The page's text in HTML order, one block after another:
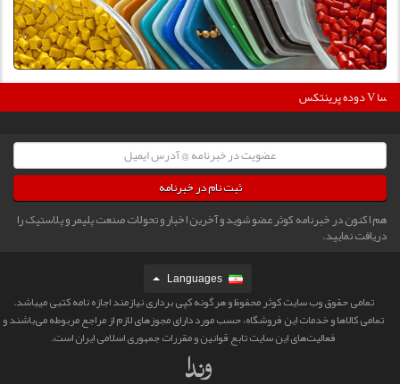
دوده پرینتکس V دگوسا :
ثبت نام در خبرنامه
هم اکنون در خبرنامه کوثر عضو شوید و آخرین اخبار و تحولات صنعت پلیمر و پلاستیک را
دریافت نمایید.
تمامی حقوق وب سایت کوثر محفوظ و هرگونه کپی برداری نیازمند اجازه نامه کتبی میباشد.
تمامی كالاها و خدمات این فروشگاه، حسب مورد دارای مجوزهای لازم از مراجع مربوطه می‌باشند و
فعالیت‌های این سایت تابع قوانین و مقررات جمهوری اسلامی ایران است.‎